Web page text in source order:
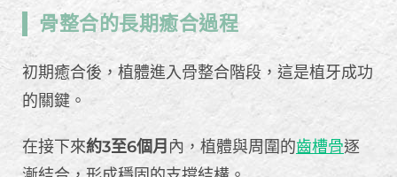
骨整合的長期癒合過程
初期癒合後，植體進入骨整合階段，這是植牙成功
的關鍵。
在接下來約3至6個月內，植體與周圍的齒槽骨逐